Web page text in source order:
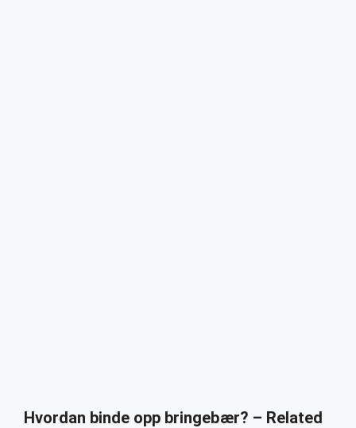
Hvordan binde opp bringebær? – Related